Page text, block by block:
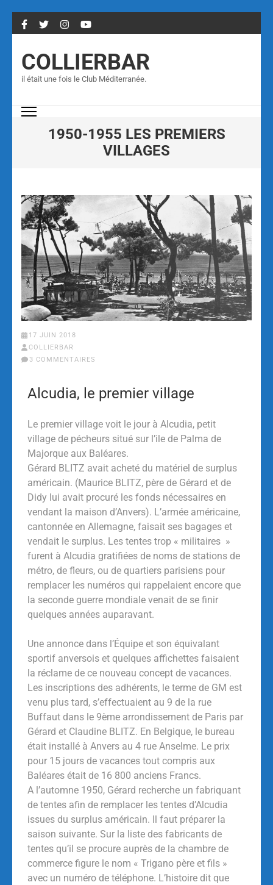
COLLIERBAR
il était une fois le Club Méditerranée.
1950-1955 LES PREMIERS
VILLAGES
17 JUIN 2018
COLLIERBAR
3 COMMENTAIRES
Alcudia, le premier village
Le premier village voit le jour à Alcudia, petit
village de pécheurs situé sur l’ile de Palma de
Majorque aux Baléares.
Gérard BLITZ avait acheté du matériel de surplus
américain. (Maurice BLITZ, père de Gérard et de
Didy lui avait procuré les fonds nécessaires en
vendant la maison d’Anvers). L’armée américaine,
cantonnée en Allemagne, faisait ses bagages et
vendait le surplus. Les tentes trop « militaires »
furent à Alcudia gratifiées de noms de stations de
métro, de fleurs, ou de quartiers parisiens pour
remplacer les numéros qui rappelaient encore que
la seconde guerre mondiale venait de se finir
quelques années auparavant.
Une annonce dans l’Équipe et son équivalant
sportif anversois et quelques affichettes faisaient
la réclame de ce nouveau concept de vacances.
Les inscriptions des adhérents, le terme de GM est
venu plus tard, s’effectuaient au 9 de la rue
Buffaut dans le 9ème arrondissement de Paris par
Gérard et Claudine BLITZ. En Belgique, le bureau
était installé à Anvers au 4 rue Anselme. Le prix
pour 15 jours de vacances tout compris aux
Baléares était de 16 800 anciens Francs.
A l’automne 1950, Gérard recherche un fabriquant
de tentes afin de remplacer les tentes d’Alcudia
issues du surplus américain. Il faut préparer la
saison suivante. Sur la liste des fabricants de
tentes qu’il se procure auprès de la chambre de
commerce figure le nom « Trigano père et fils »
avec un numéro de téléphone. L’histoire dit que